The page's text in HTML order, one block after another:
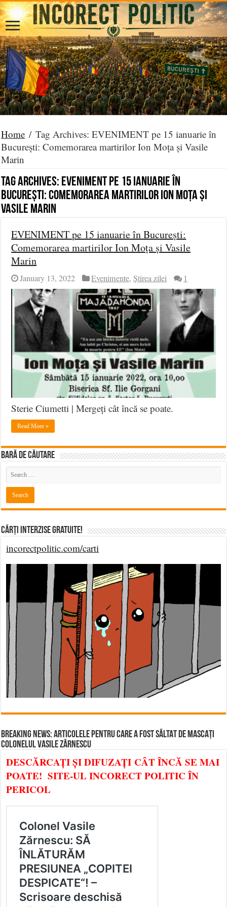
Home / Tag Archives: EVENIMENT pe 15 ianuarie în
București: Comemorarea martirilor Ion Moța și Vasile
Marin
Tag Archives: EVENIMENT pe 15 ianuarie în
București: Comemorarea martirilor Ion Moța și
Vasile Marin
EVENIMENT pe 15 ianuarie în București:
Comemorarea martirilor Ion Moța și Vasile
Marin
January 13, 2022 Evenimente,Știrea zilei 1
Sterie Ciumetti | Mergeți cât încă se poate.
Read More »
BARĂ DE CĂUTARE
Cărți Interzise Gratuite!
incorectpolitic.com/carti
BREAKING NEWS: ARTICOLELE PENTRU CARE A FOST SĂLTAT DE MASCAȚI
COLONELUL VASILE ZĂRNESCU
DESCĂRCAȚI ȘI DIFUZAȚI CÂT ÎNCĂ SE MAI
POATE! SITE-UL INCORECT POLITIC ÎN
PERICOL